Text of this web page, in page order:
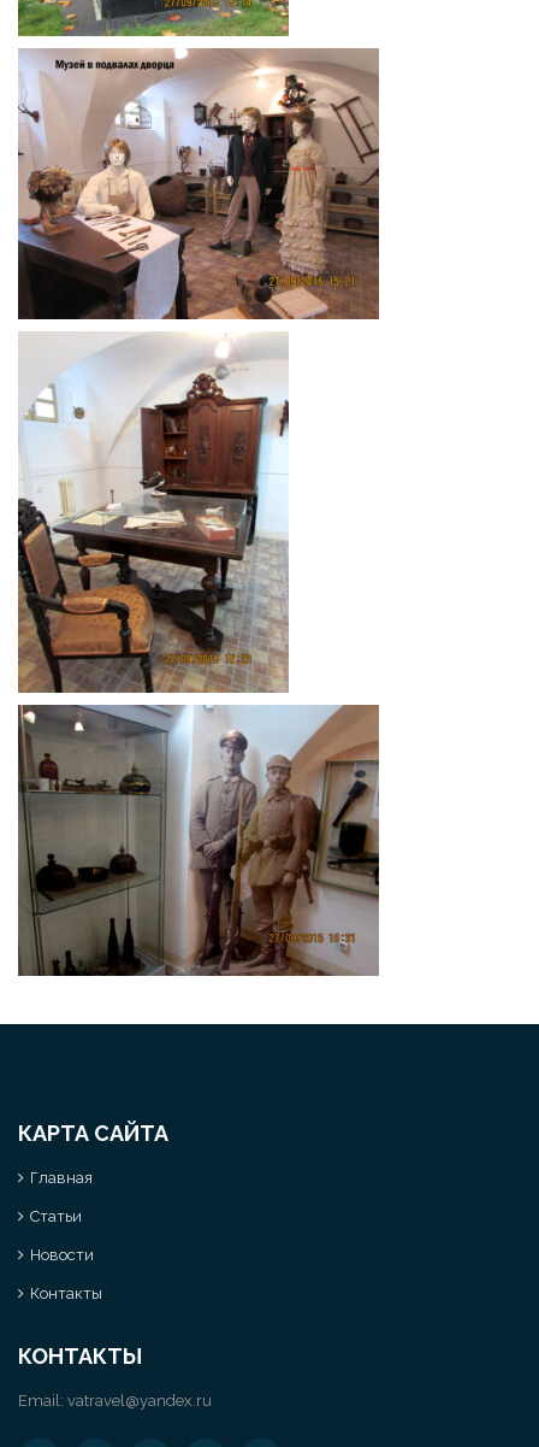
КАРТА САЙТА
Главная
Статьи
Новости
Контакты
КОНТАКТЫ
Email: vatravel@yandex.ru